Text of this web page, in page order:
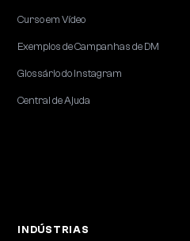
Curso em Vídeo
Exemplos de Campanhas de DM
Glossário do Instagram
Central de Ajuda
INDÚSTRIAS